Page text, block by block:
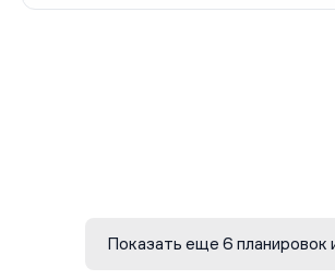
Показать еще 6 планировок